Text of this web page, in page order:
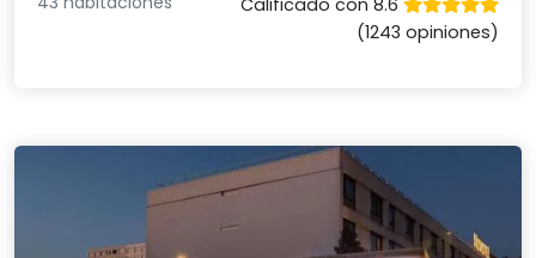
(1243 opiniones)